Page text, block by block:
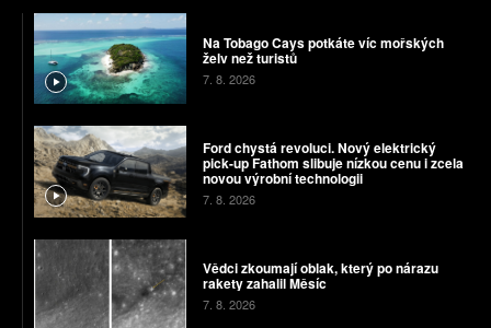
Na Tobago Cays potkáte víc mořských
želv než turistů
7. 8. 2026
Ford chystá revoluci. Nový elektrický
pick-up Fathom slibuje nízkou cenu i zcela
novou výrobní technologii
7. 8. 2026
Vědci zkoumají oblak, který po nárazu
rakety zahalil Měsíc
7. 8. 2026